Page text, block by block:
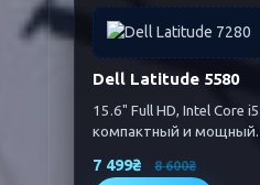
Dell Latitude 5580
15.6" Full HD, Intel Core
компактный и мощный.
7 499₴ 8 600₴